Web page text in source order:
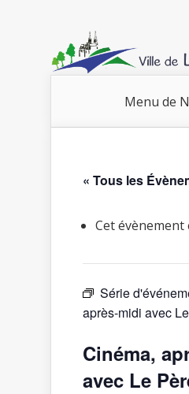
Menu de
« Tous les
Cet évènement
Série
après-midi avec
Cinéma,
avec Le